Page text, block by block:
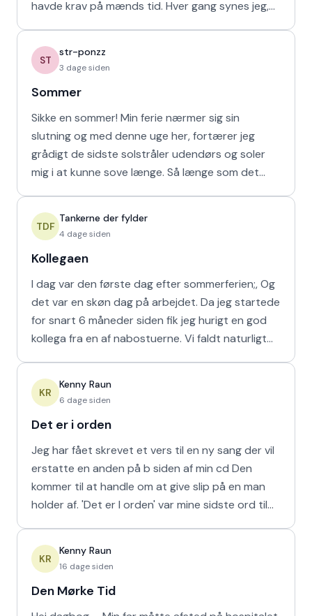
havde krav på mænds tid. Hver gang synes jeg,
ST
str-ponzz
3 dage siden
Sommer
Sikke en sommer! Min ferie nærmer sig sin
slutning og med denne uge her, fortærer jeg
grådigt de sidste solstråler udendørs og soler
mig i at kunne sove længe. Så længe som det
TDF
Tankerne der fylder
4 dage siden
Kollegaen
I dag var den første dag efter sommerferien;, Og
det var en skøn dag på arbejdet. Da jeg startede
for snart 6 måneder siden fik jeg hurigt en god
kollega fra en af nabostuerne. Vi faldt naturligt
KR
Kenny Raun
6 dage siden
Det er i orden
Jeg har fået skrevet et vers til en ny sang der vil
erstatte en anden på b siden af min cd Den
kommer til at handle om at give slip på en man
holder af. 'Det er I orden' var mine sidste ord til
KR
Kenny Raun
16 dage siden
Den Mørke Tid